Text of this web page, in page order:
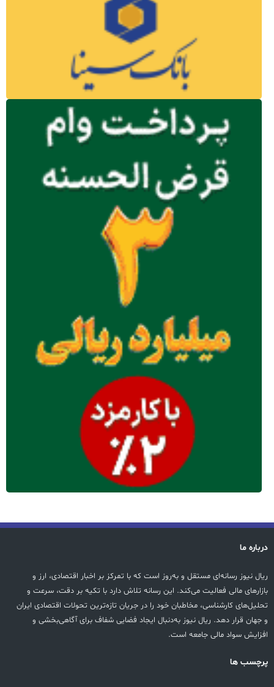
درباره ما
ریال نیوز رسانه‌ای مستقل و به‌روز است که با تمرکز بر اخبار اقتصادی، ارز و
بازارهای مالی فعالیت می‌کند. این رسانه تلاش دارد با تکیه بر دقت، سرعت و
تحلیل‌های کارشناسی، مخاطبان خود را در جریان تازه‌ترین تحولات اقتصادی ایران
و جهان قرار دهد. ریال نیوز به‌دنبال ایجاد فضایی شفاف برای آگاهی‌بخشی و
افزایش سواد مالی جامعه است.
پرچسب ها